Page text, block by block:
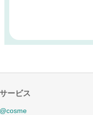
サービス
@cosme